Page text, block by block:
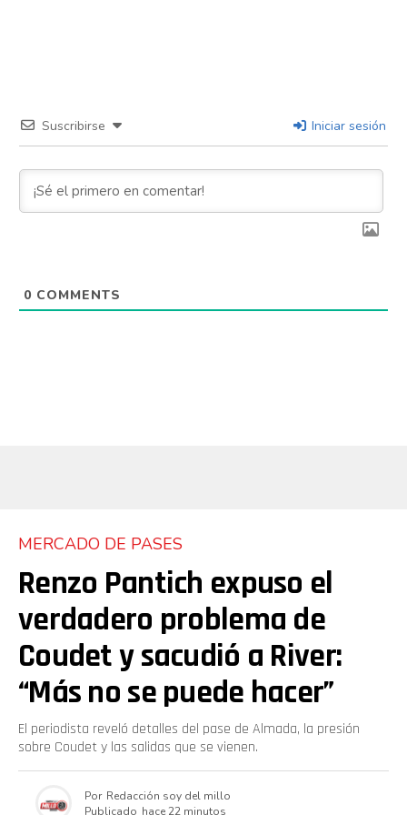
Suscribirse Iniciar sesión
0 COMMENTS
MERCADO DE PASES
Renzo Pantich expuso el
verdadero problema de
Coudet y sacudió a River:
“Más no se puede hacer”
El periodista reveló detalles del pase de Almada, la presión
sobre Coudet y las salidas que se vienen.
Por Redacción soy del millo
Publicado hace 22 minutos